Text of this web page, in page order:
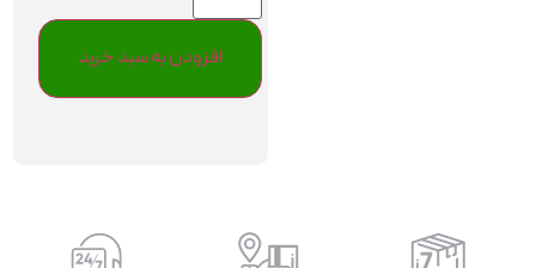
افزودن به سبد خرید